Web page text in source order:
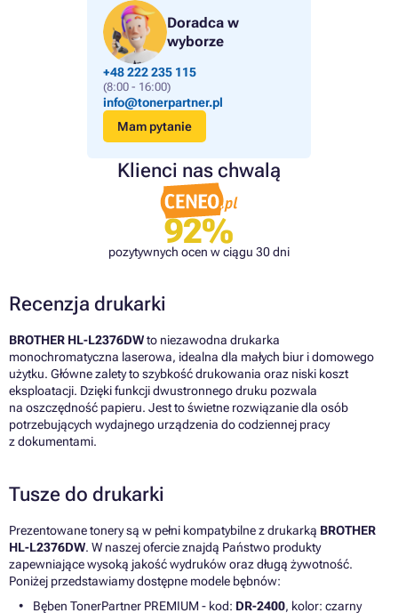
Doradca w
wyborze
+48 222 235 115
(8:00 - 16:00)
info@tonerpartner.pl
Mam pytanie
Klienci nas chwalą
92%
pozytywnych ocen w ciągu 30 dni
Recenzja drukarki
BROTHER HL-L2376DWto niezawodna drukarka
monochromatyczna laserowa, idealna dla małych biur i domowego
użytku. Główne zalety to szybkość drukowania oraz niski koszt
eksploatacji. Dzięki funkcji dwustronnego druku pozwala
na oszczędność papieru. Jest to świetne rozwiązanie dla osób
potrzebujących wydajnego urządzenia do codziennej pracy
z dokumentami.
Tusze do drukarki
Prezentowane tonery są w pełni kompatybilne z drukarką BROTHER
HL-L2376DW. W naszej ofercie znajdą Państwo produkty
zapewniające wysoką jakość wydruków oraz długą żywotność.
Poniżej przedstawiamy dostępne modele bębnów:
Bęben TonerPartner PREMIUM - kod: DR-2400, kolor: czarny